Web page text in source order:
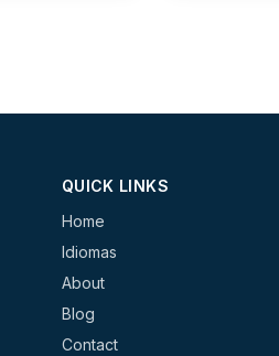
QUICK LINKS
Home
Idiomas
About
Blog
Contact